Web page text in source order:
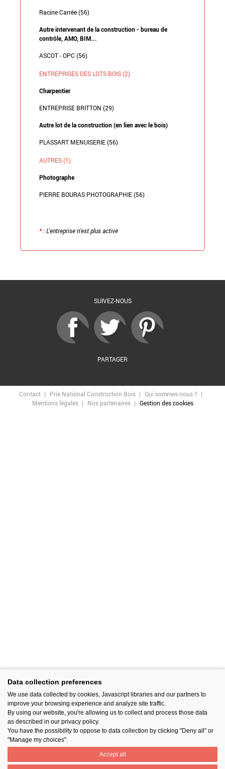
Racine Carrée (56)
Autre intervenant de la construction - bureau de
contrôle, AMO, BIM...
ASCOT - OPC (56)
ENTREPRISES DES LOTS BOIS (2)
Charpentier
ENTREPRISE BRITTON (29)
Autre lot de la construction (en lien avec le bois)
PLASSART MENUISERIE (56)
AUTRES (1)
Photographe
PIERRE BOURAS PHOTOGRAPHIE (56)
*: L'entreprise n'est plus active
SUIVEZ-NOUS
PARTAGER
Contact Prix National Construction Bois
Qui sommes-nous ?
Mentions légales
Nos partenaires Gestion des cookies
Data collection preferences
We use data collected by cookies, Javascript libraries and our partners to
improve your browsing experience and analyze site traffic.
By using our website, you're allowing us to collect and process those data
as described in our privacy policy.
You have the possibility to oppose to data collection by clicking "Deny all" or
"Manage my choices".
Accept all